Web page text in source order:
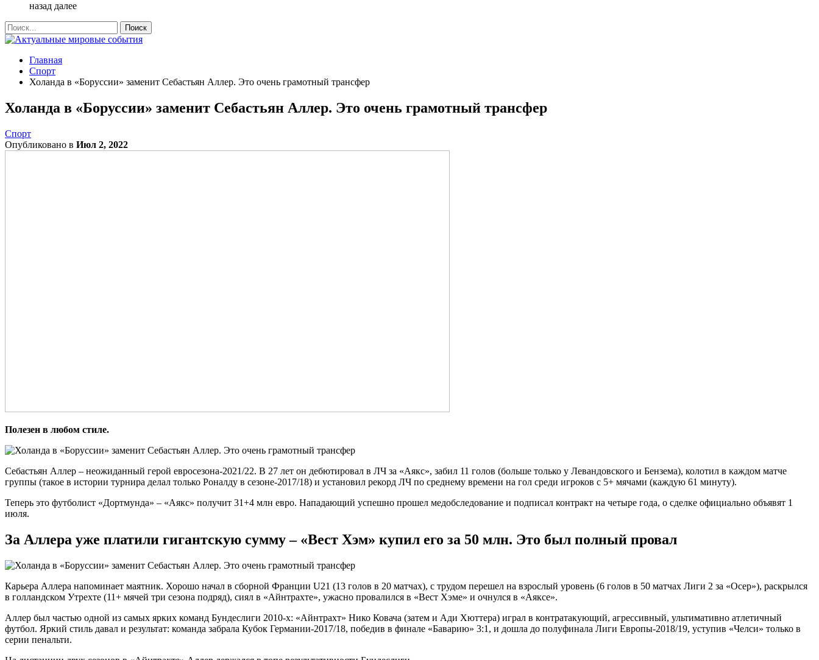
назад далее
Главная
Спорт
Холанда в «Боруссии» заменит Себастьян Аллер. Это очень грамотный трансфер
Холанда в «Боруссии» заменит Себастьян Аллер. Это очень грамотный трансфер
Спорт
Опубликовано в Июл 2, 2022
Полезен в любом стиле.
Себастьян Аллер – неожиданный герой евросезона-2021/22. В 27 лет он дебютировал в ЛЧ за «Аякс», забил 11 голов (больше только у Левандовского и Бензема), колотил в каждом матче
группы (такое в истории турнира делал только Роналду в сезоне-2017/18) и установил рекорд ЛЧ по среднему времени на гол среди игроков с 5+ мячами (каждую 61 минуту).
Теперь это футболист «Дортмунда» – «Аякс» получит 31+4 млн евро. Нападающий успешно прошел медобследование и подписал контракт на четыре года, о сделке официально объявят 1
июля.
За Аллера уже платили гигантскую сумму – «Вест Хэм» купил его за 50 млн. Это был полный провал
Карьера Аллера напоминает маятник. Хорошо начал в сборной Франции U21 (13 голов в 20 матчах), с трудом перешел на взрослый уровень (6 голов в 50 матчах Лиги 2 за «Осер»), раскрылся
в голландском Утрехте (11+ мячей три сезона подряд), сиял в «Айнтрахте», ужасно провалился в «Вест Хэме» и очнулся в «Аяксе».
Аллер был частью одной из самых ярких команд Бундеслиги 2010-х: «Айнтрахт» Нико Ковача (затем и Ади Хюттера) играл в контратакующий, агрессивный, ультимативно атлетичный
футбол. Яркий стиль давал и результат: команда забрала Кубок Германии-2017/18, победив в финале «Баварию» 3:1, и дошла до полуфинала Лиги Европы-2018/19, уступив «Челси» только в
серии пенальти.